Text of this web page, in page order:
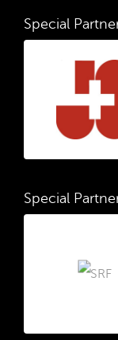
Special
Special